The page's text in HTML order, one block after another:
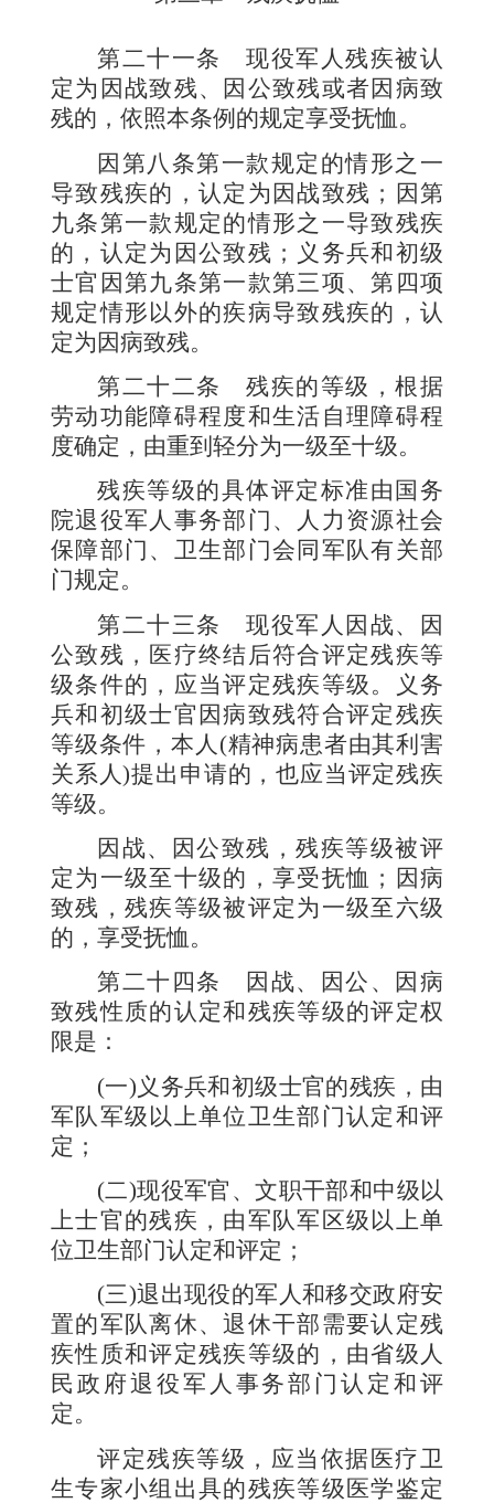
第二十一条现役军人残疾被认
定为因战致残、因公致残或者因病致
残的，依照本条例的规定享受抚恤。
因第八条第一款规定的情形之一
导致残疾的，认定为因战致残；因第
九条第一款规定的情形之一导致残疾
的，认定为因公致残；义务兵和初级
士官因第九条第一款第三项、第四项
规定情形以外的疾病导致残疾的，认
定为因病致残。
第二十二条残疾的等级，根据
劳动功能障碍程度和生活自理障碍程
度确定，由重到轻分为一级至十级。
残疾等级的具体评定标准由国务
院退役军人事务部门、人力资源社会
保障部门、卫生部门会同军队有关部
门规定。
第二十三条现役军人因战、因
公致残，医疗终结后符合评定残疾等
级条件的，应当评定残疾等级。义务
兵和初级士官因病致残符合评定残疾
等级条件，本人 (精神病患者由其利害
关系人)提出申请的，也应当评定残疾
等级。
因战、因公致残，残疾等级被评
定为一级至十级的，享受抚恤；因病
致残，残疾等级被评定为一级至六级
的，享受抚恤。
第二十四条
因战、因公、因病
致残性质的认定和残疾等级的评定权
限是：
(一) 义务兵和初级士官的残疾，由
军队军级以上单位卫生部门认定和评
定；
(二)现役军官、文职干部和中级以
上士官的残疾，由军队军区级以上单
位卫生部门认定和评定；
(三)退出现役的军人和移交政府安
置的军队离休、退休干部需要认定残
疾性质和评定残疾等级的，由省级人
民政府退役军人事务部门认定和评
定。
评定残疾等级，应当依据医疗卫
生专家小组出具的残疾等级医学鉴定